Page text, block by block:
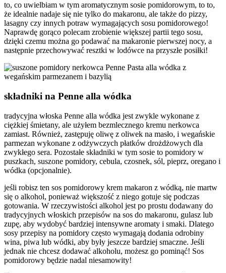
to, co uwielbiam w tym aromatycznym sosie pomidorowym, to to,
że idealnie nadaje się nie tylko do makaronu, ale także do pizzy,
lasagny czy innych potraw wymagających sosu pomidorowego!
Naprawdę gorąco polecam zrobienie większej partii tego sosu,
dzięki czemu można go podawać na makaronie pierwszej nocy, a
następnie przechowywać resztki w lodówce na przyszłe posiłki!
składniki na Penne alla wódka
tradycyjna włoska Penne alla wódka jest zwykle wykonane z
ciężkiej śmietany, ale użyłem bezmlecznego kremu nerkowca
zamiast. Również, zastępuję oliwę z oliwek na masło, i wegańskie
parmezan wykonane z odżywczych płatków drożdżowych dla
zwykłego sera. Pozostałe składniki w tym sosie to pomidory w
puszkach, suszone pomidory, cebula, czosnek, sól, pieprz, oregano i
wódka (opcjonalnie).
jeśli robisz ten sos pomidorowy krem makaron z wódką, nie martw
się o alkohol, ponieważ większość z niego gotuje się podczas
gotowania. W rzeczywistości alkohol jest po prostu dodawany do
tradycyjnych włoskich przepisów na sos do makaronu, gulasz lub
zupę, aby wydobyć bardziej intensywne aromaty i smaki. Dlatego
sosy przepisy na pomidory często wymagają dodania odrobiny
wina, piwa lub wódki, aby były jeszcze bardziej smaczne. Jeśli
jednak nie chcesz dodawać alkoholu, możesz go pominąć! Sos
pomidorowy będzie nadal niesamowity!